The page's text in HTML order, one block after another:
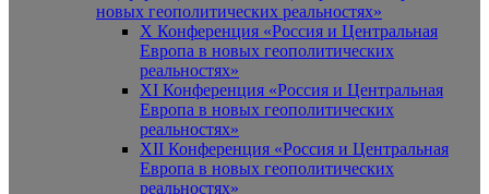
новых геополитических реальностях»
X Конференция «Россия и Центральная
Европа в новых геополитических
реальностях»
XI Конференция «Россия и Центральная
Европа в новых геополитических
реальностях»
XII Конференция «Россия и Центральная
Европа в новых геополитических
реальностях»